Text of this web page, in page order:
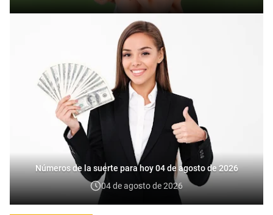
Números de la suerte para hoy 04 de agosto de 2026
04 de agosto de 2026